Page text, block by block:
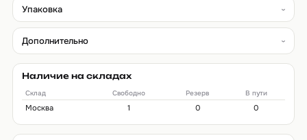
Упаковка
Дополнительно
Наличие на складах
Склад Свободно Резерв В пути
Москва 1 0 0